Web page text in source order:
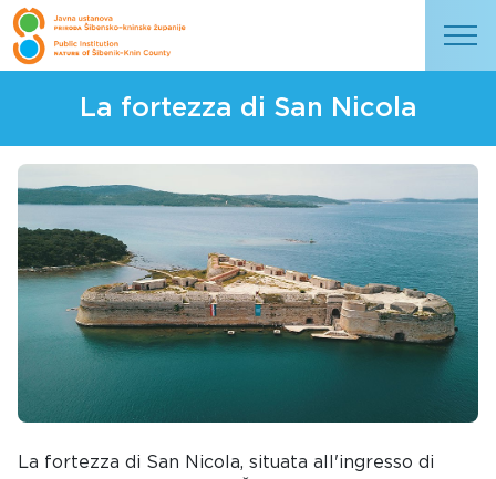
La fortezza di San Nicola
La fortezza di San Nicola, situata all'ingresso di